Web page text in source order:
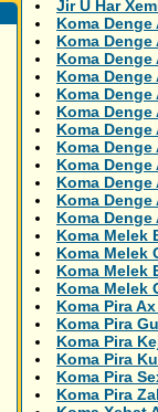
Jir U Har
Koma Denge
Koma
Koma Denge
Koma Denge
Koma Denge
Koma Denge
Koma Denge
Koma
Koma Denge
Koma Denge
Koma Denge
Koma Denge
Koma Melek
Koma Melek
Koma Melek
Koma Melek
Koma Pira
Koma Pira
Koma Pira
Koma Pira
Koma Pira
Koma Pira